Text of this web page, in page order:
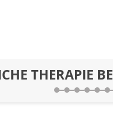
THERAPIE